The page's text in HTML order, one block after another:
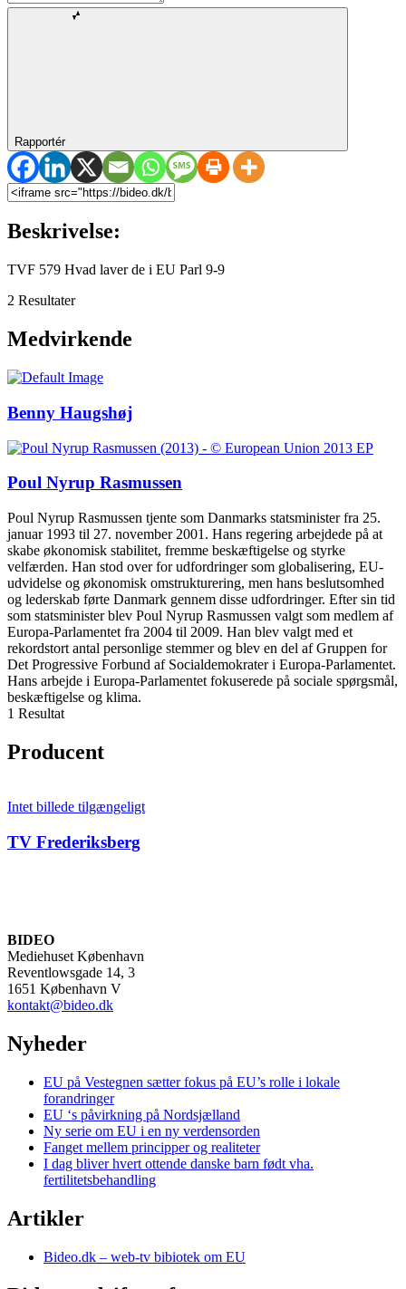
Rapportér
Beskrivelse:
TVF 579 Hvad laver de i EU Parl 9-9
2 Resultater
Medvirkende
Benny Haugshøj
Poul Nyrup Rasmussen
Poul Nyrup Rasmussen tjente som Danmarks statsminister fra 25.
januar 1993 til 27. november 2001. Hans regering arbejdede på at
skabe økonomisk stabilitet, fremme beskæftigelse og styrke
velfærden. Han stod over for udfordringer som globalisering, EU-
udvidelse og økonomisk omstrukturering, men hans beslutsomhed
og lederskab førte Danmark gennem disse udfordringer. Efter sin tid
som statsminister blev Poul Nyrup Rasmussen valgt som medlem af
Europa-Parlamentet fra 2004 til 2009. Han blev valgt med et
rekordstort antal personlige stemmer og blev en del af Gruppen for
Det Progressive Forbund af Socialdemokrater i Europa-Parlamentet.
Hans arbejde i Europa-Parlamentet fokuserede på sociale spørgsmål,
beskæftigelse og klima.
1 Resultat
Producent
Intet billede tilgængeligt
TV Frederiksberg
BIDEO
Mediehuset København
Reventlowsgade 14, 3
1651 København V
kontakt@bideo.dk
Nyheder
EU på Vestegnen sætter fokus på EU’s rolle i lokale
forandringer
EU ‘s påvirkning på Nordsjælland
Ny serie om EU i en ny verdensorden
Fanget mellem principper og realiteter
I dag bliver hvert ottende danske barn født vha.
fertilitetsbehandling
Artikler
Bideo.dk – web-tv bibiotek om EU